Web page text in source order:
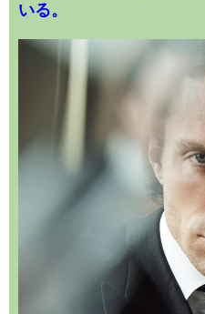
いる。